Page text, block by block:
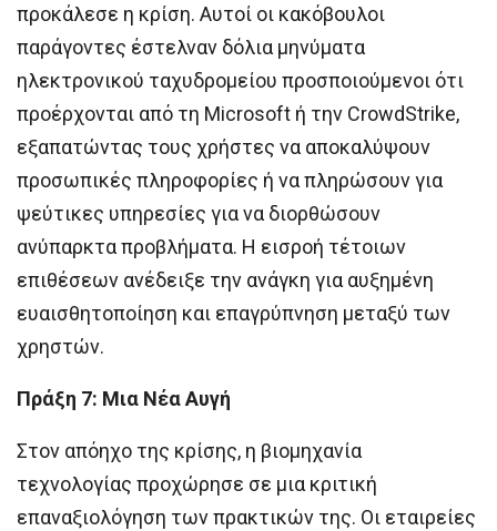
προκάλεσε η κρίση. Αυτοί οι κακόβουλοι
παράγοντες έστελναν δόλια μηνύματα
ηλεκτρονικού ταχυδρομείου προσποιούμενοι ότι
προέρχονται από τη Microsoft ή την CrowdStrike,
εξαπατώντας τους χρήστες να αποκαλύψουν
προσωπικές πληροφορίες ή να πληρώσουν για
ψεύτικες υπηρεσίες για να διορθώσουν
ανύπαρκτα προβλήματα. Η εισροή τέτοιων
επιθέσεων ανέδειξε την ανάγκη για αυξημένη
ευαισθητοποίηση και επαγρύπνηση μεταξύ των
χρηστών.
Πράξη 7: Μια Νέα Αυγή
Στον απόηχο της κρίσης, η βιομηχανία
τεχνολογίας προχώρησε σε μια κριτική
επαναξιολόγηση των πρακτικών της. Οι εταιρείες